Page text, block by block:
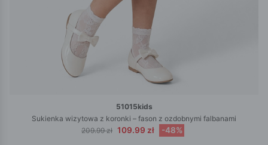
51015kids
Sukienka wizytowa z koronki – fason z ozdobnymi falbanami
209.99 zł 109.99 zł -48%